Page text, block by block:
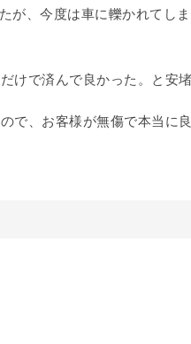
が、今度は車に轢かれてし
で済んで良かった。と安堵
で、お客様が無傷で本当に